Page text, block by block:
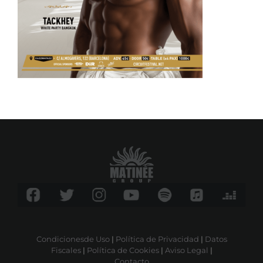
Condicionesde Uso| Política de Privacidad | Datos
Fiscales| Política de Cookies| Aviso Legal |